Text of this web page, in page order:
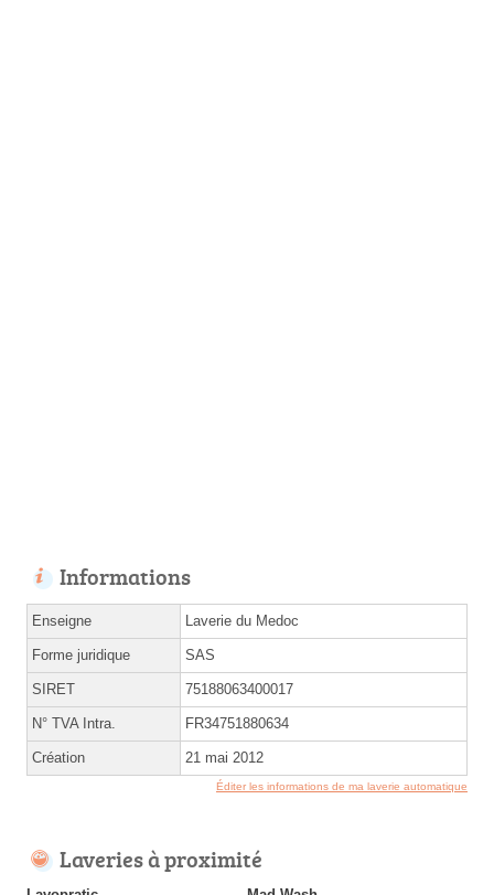
Informations
Enseigne Laverie du Medoc
Forme juridique SAS
SIRET 75188063400017
N° TVA Intra. FR34751880634
Création 21 mai 2012
Éditer les informations de ma laverie automatique
Laveries à proximité